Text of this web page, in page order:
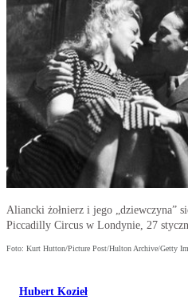
Aliancki żołnierz i jego „dziewczyna”
Piccadilly Circus w Londynie, 27
Foto: Kurt Hutton/Picture Post/Hulton Archive/Getty
Hubert Kozieł